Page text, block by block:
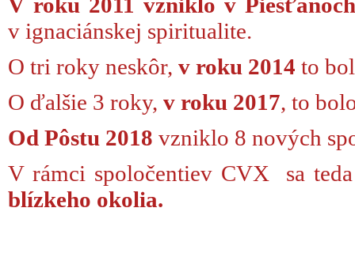
v ignaciánskej spiritualite.
O tri roky neskôr, v roku 2014 to
O ďalšie 3 roky, v roku 2017, to
Od Pôstu 2018 vzniklo 8 nových
V rámci spoločentiev CVX sa
blízkeho okolia.